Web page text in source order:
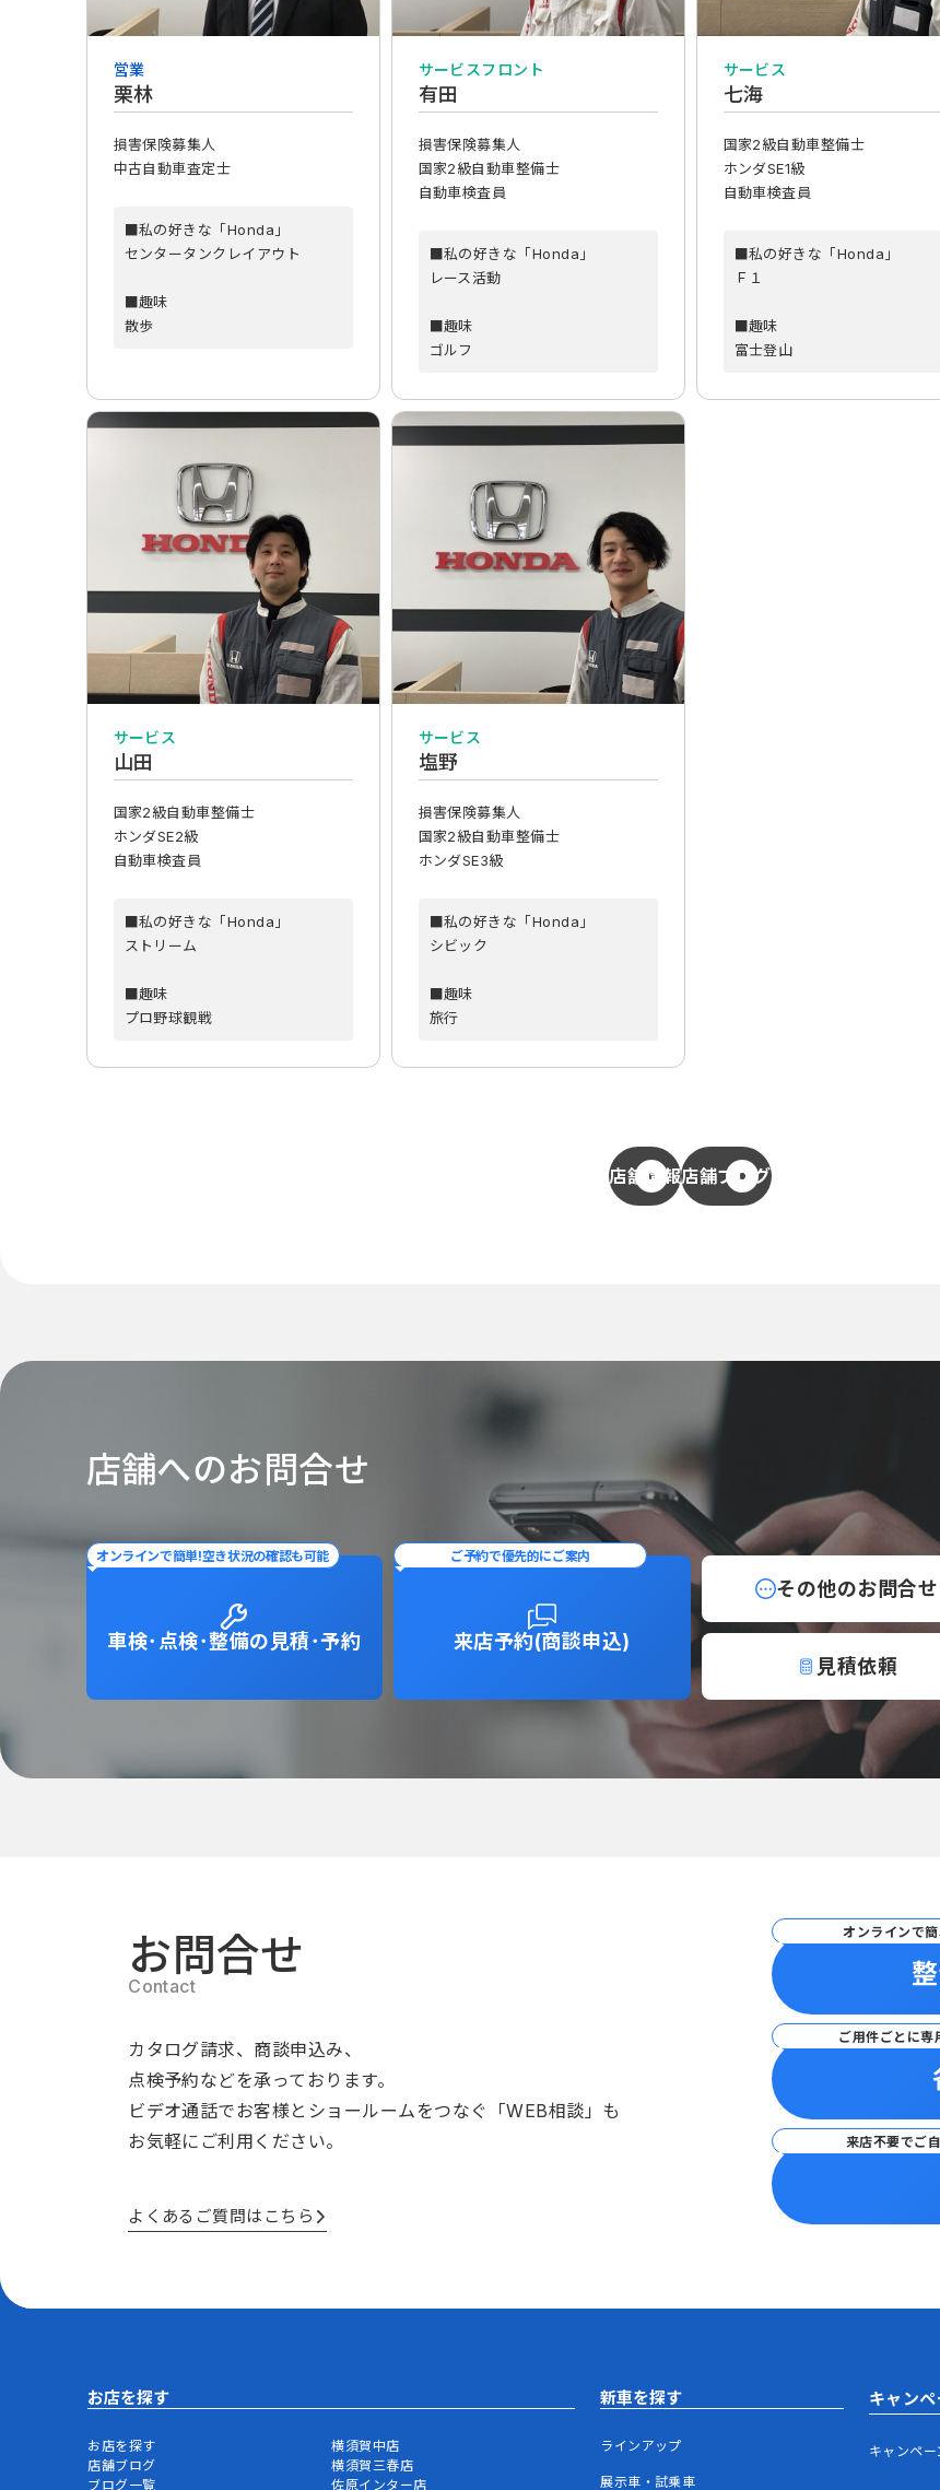
営業
栗林
損害保険募集人
中古自動車査定士
■私の好きな「Honda」
センタータンクレイアウト
■趣味
散歩
サービスフロント
有田
損害保険募集人
国家2級自動車整備士
自動車検査員
■私の好きな「Honda」
レース活動
■趣味
ゴルフ
サービス
七海
国家2級自動車整備士
ホンダSE1級
自動車検査員
■私の好きな「Honda」
Ｆ１
■趣味
富士登山
サービス
山田
国家2級自動車整備士
ホンダSE2級
自動車検査員
■私の好きな「Honda」
ストリーム
■趣味
プロ野球観戦
サービス
塩野
損害保険募集人
国家2級自動車整備士
ホンダSE3級
■私の好きな「Honda」
シビック
■趣味
旅行
店舗情報店舗ブログ
店舗へのお問合せ
オンラインで簡単!空き状況の確認も可能
車検･点検･整備の 見積･予約
ご予約で優先的にご案内
来店予約(商談申込)
その他のお問合せ
見積依頼
お問合せ
カタログ請求、商談申込み、
点検予約などを承っております。
ビデオ通話でお客様とショールームをつなぐ
「WEB相談」も
お気軽にご利用ください。
よくあるご質問はこちら
オンラインで
ご用件ごとに専
来店不要でご
お店を探す
お店を探す
店舗ブログ
ブログ一覧
横須賀中店
横須賀三春店
佐原インター店
新車を探す
ラインアップ
展示車・試乗車
キャンペ
キャンペー